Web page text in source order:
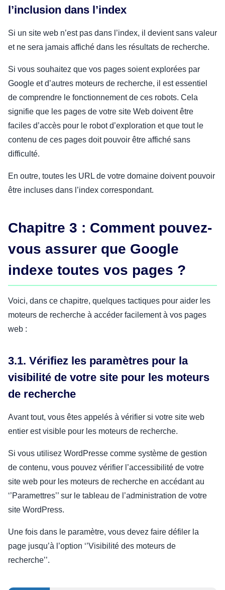
l’inclusion dans l’index
Si un site web n’est pas dans l’index, il devient sans valeur
et ne sera jamais affiché dans les résultats de recherche.
Si vous souhaitez que vos pages soient explorées par
Google et d’autres moteurs de recherche, il est essentiel
de comprendre le fonctionnement de ces robots. Cela
signifie que les pages de votre site Web doivent être
faciles d’accès pour le robot d’exploration et que tout le
contenu de ces pages doit pouvoir être affiché sans
difficulté.
En outre, toutes les URL de votre domaine doivent pouvoir
être incluses dans l’index correspondant.
Chapitre 3 : Comment pouvez-
vous assurer que Google
indexe toutes vos pages ?
Voici, dans ce chapitre, quelques tactiques pour aider les
moteurs de recherche à accéder facilement à vos pages
web :
3.1. Vérifiez les paramètres pour la
visibilité de votre site pour les moteurs
de recherche
Avant tout, vous êtes appelés à vérifier si votre site web
entier est visible pour les moteurs de recherche.
Si vous utilisez WordPresse comme système de gestion
de contenu, vous pouvez vérifier l’accessibilité de votre
site web pour les moteurs de recherche en accédant au
‘’Paramettres’’ sur le tableau de l’administration de votre
site WordPress.
Une fois dans le paramètre, vous devez faire défiler la
page jusqu’à l’option ‘’Visibilité des moteurs de
recherche’’.